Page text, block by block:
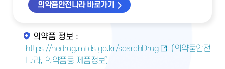
의약품안전나라 바로가기
의약품 정보 :
https://nedrug.mfds.go.kr/searchDrug
(의약품안전
나라, 의약품등 제품정보)